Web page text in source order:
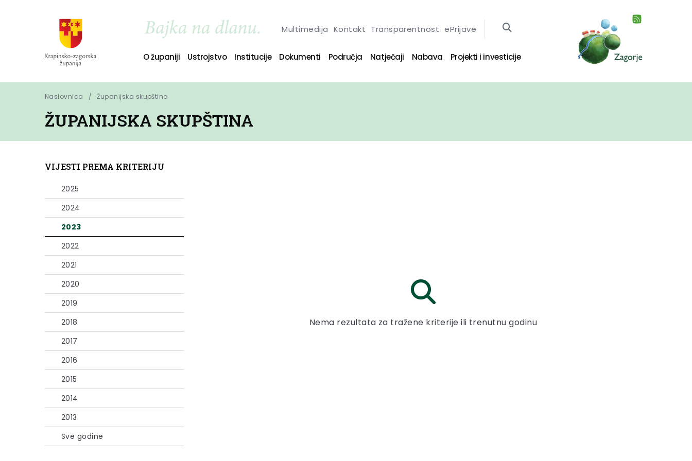
Multimedija Kontakt Transparentnost ePrijave
O županiji Ustrojstvo Institucije Dokumenti Područja Natječaji Nabava Projekti i investicije
Naslovnica Županijska skupština
ŽUPANIJSKA SKUPŠTINA
VIJESTI PREMA KRITERIJU
2025
2024
2023
2022
2021
2020
2019
2018
2017
2016
2015
2014
2013
Sve godine
Nema rezultata za tražene kriterije ili trenutnu godinu